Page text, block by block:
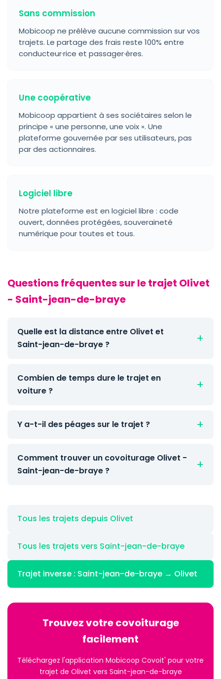
Sans commission
Mobicoop ne prélève aucune commission sur vos
trajets. Le partage des frais reste 100% entre
conducteur·rice et passager·ères.
Une coopérative
Mobicoop appartient à ses sociétaires selon le
principe « une personne, une voix ». Une
plateforme gouvernée par ses utilisateurs, pas
par des actionnaires.
Logiciel libre
Notre plateforme est en logiciel libre : code
ouvert, données protégées, souveraineté
numérique pour toutes et tous.
Questions fréquentes sur le trajet Olivet
- Saint-jean-de-braye
Quelle est la distance entre Olivet et
Saint-jean-de-braye ?
Combien de temps dure le trajet en
voiture ?
Y a-t-il des péages sur le trajet ?
Comment trouver un covoiturage Olivet -
Saint-jean-de-braye ?
Tous les trajets depuis Olivet
Tous les trajets vers Saint-jean-de-braye
Trajet inverse : Saint-jean-de-braye → Olivet
Trouvez votre covoiturage
facilement
Téléchargez l'application Mobicoop Covoit' pour votre
trajet de Olivet vers Saint-jean-de-braye